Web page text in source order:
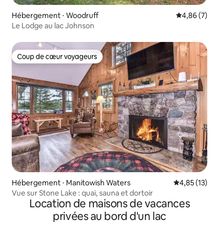
Hébergement ⋅ Woodruff Évaluation
4,86 (7)
Le Lodge au lac Johnson
Coup de cœur voyageurs
Coup de cœur voyageurs
Hébergement ⋅ Manitowish Waters Évaluation
4,85 (13)
Vue sur Stone Lake : quai, sauna et dortoir
Location de maisons de vacances
privées au bord d'un lac